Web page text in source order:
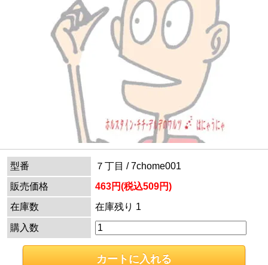
型番
７丁目 / 7chome001
販売価格
463円(税込509円)
在庫数
在庫残り 1
購入数